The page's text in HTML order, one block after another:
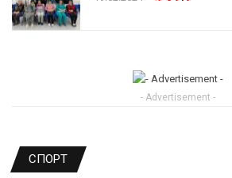
- Advertisement -
СПОРТ